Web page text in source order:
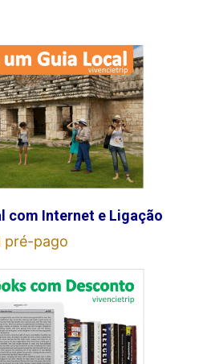
com Internet e Ligação